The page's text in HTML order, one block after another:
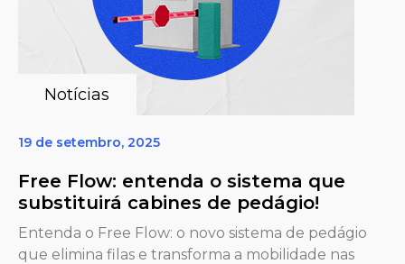
Notícias
19 de setembro, 2025
Free Flow: entenda o sistema que
substituirá cabines de pedágio!
Entenda o Free Flow: o novo sistema de pedágio
que elimina filas e transforma a mobilidade nas